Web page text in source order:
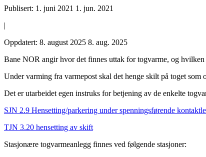
Publisert: 1. juni 2021 1. jun. 2021
|
Oppdatert: 8. august 2025 8. aug. 2025
Bane NOR angir hvor det finnes uttak for togvarme, og
Under varming fra varmepost skal det henge skilt på toget
Det er utarbeidet egen instruks for betjening av de enkelte
SJN 2.9 Hensetting/parkering under spenningsførende
TJN 3.20 hensetting av skift
Stasjonære togvarmeanlegg finnes ved følgende stasjoner: